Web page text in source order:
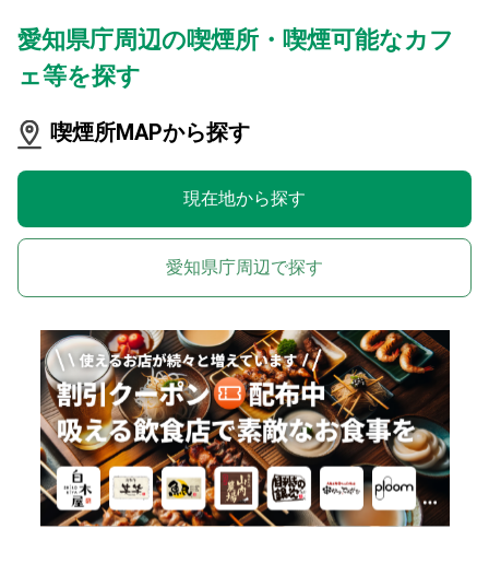
愛知県庁周辺の喫煙所・喫煙可能なカフ
ェ等を探す
喫煙所MAPから探す
現在地から探す
愛知県庁周辺で探す